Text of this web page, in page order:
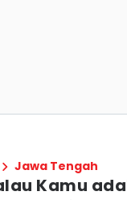
Jawa Tengah
Kamu